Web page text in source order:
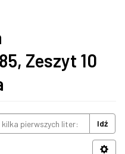
Zeszyt 10
Idź